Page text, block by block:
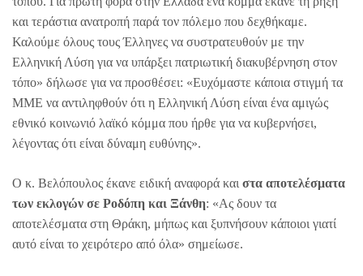
και τεράστια ανατροπή παρά τον πόλεμο που δεχθήκαμε.
Καλούμε όλους τους Έλληνες να συστρατευθούν με την
Ελληνική Λύση για να υπάρξει πατριωτική διακυβέρνηση στον
τόπο» δήλωσε για να προσθέσει: «Ευχόμαστε κάποια στιγμή τα
ΜΜΕ να αντιληφθούν ότι η Ελληνική Λύση είναι ένα αμιγώς
εθνικό κοινωνιό λαϊκό κόμμα που ήρθε για να κυβερνήσει,
λέγοντας ότι είναι δύναμη ευθύνης».
Ο κ. Βελόπουλος έκανε ειδική αναφορά και στα αποτελέσματα
των εκλογών σε Ροδόπη και Ξάνθη: «Ας δουν τα
αποτελέσματα στη Θράκη, μήπως και ξυπνήσουν κάποιοι γιατί
αυτό είναι το χειρότερο από όλα» σημείωσε.